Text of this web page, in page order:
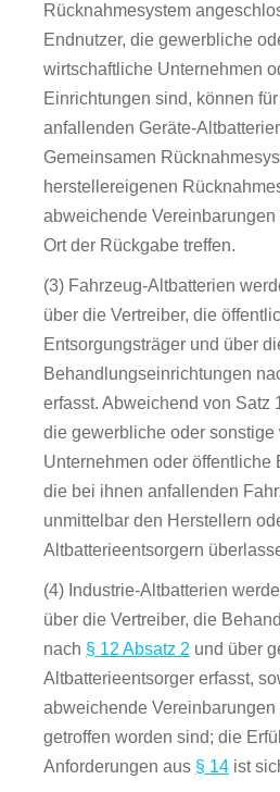
Rücknahmesystem
Endnutzer, die gewerbliche
wirtschaftliche Unternehmen
Einrichtungen sind, können
anfallenden Geräte-
Gemeinsamen
herstellereigenen
abweichende Vereinbarungen
Ort der Rückgabe treffen.
(3) Fahrzeug-Altbatterien
über die Vertreiber, die
Entsorgungsträger und über
Behandlungseinrichtungen
erfasst. Abweichend von Satz
die gewerbliche oder sonstige
Unternehmen oder öffentliche
die bei ihnen anfallenden
unmittelbar den Herstellern
Altbatterieentsorgern
(4) Industrie-Altbatterien
über die Vertreiber, die
nach § 12 Absatz 2 und über
Altbatterieentsorger erfasst,
abweichende Vereinbarungen
getroffen worden sind; die
Anforderungen aus § 14 ist